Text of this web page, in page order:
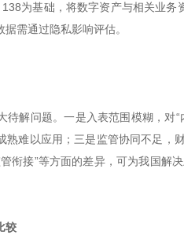
为基础，将数字资产与相关业
需通过隐私影响评估。
待解问题。一是入表范围模糊，对
熟难以应用；三是监管协同不足
衔接”等方面的差异，可为我国解
较